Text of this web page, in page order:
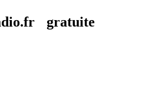
gratuite